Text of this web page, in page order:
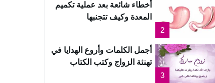
2
أخطاء شائعة بعد عملية تكميم
المعدة وكيف تتجنبها
3
أجمل الكلمات وأروع الهدايا في
تهنئة الزواج وكتب الكتاب